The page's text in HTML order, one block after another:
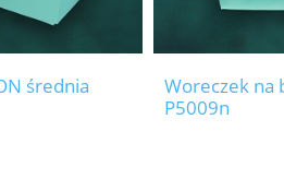
średnia
Woreczek na
P5009n